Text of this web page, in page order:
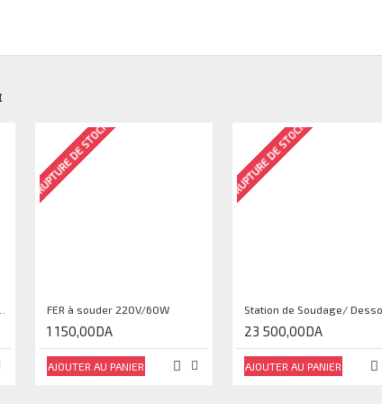
RUPTURE DE STOCK
FER à souder 220V/60W
1 150,00DA
AJOUTER AU PANIER
RUPTURE DE STOCK
23 500,00DA
AJOUTER AU PANIER